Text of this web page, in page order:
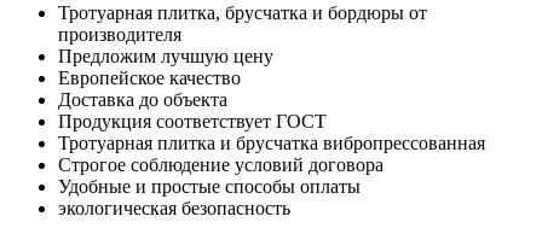
Тротуарная плитка, брусчатка и бордюры от
производителя
Предложим лучшую цену
Европейское качество
Доставка до объекта
Продукция соответствует ГОСТ
Тротуарная плитка и брусчатка вибропрессованная
Строгое соблюдение условий договора
Удобные и простые способы оплаты
экологическая безопасность